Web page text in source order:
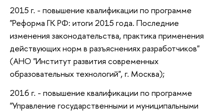
2015 г. - повышение квалификации по программе
"Реформа ГК РФ: итоги 2015 года. Последние
изменения законодательства, практика применения
действующих норм в разъяснениях разработчиков"
(АНО "Институт развития современных
образовательных технологий", г. Москва);
2016 г. - повышение квалификации по программе
"Управление государственными и муниципальными